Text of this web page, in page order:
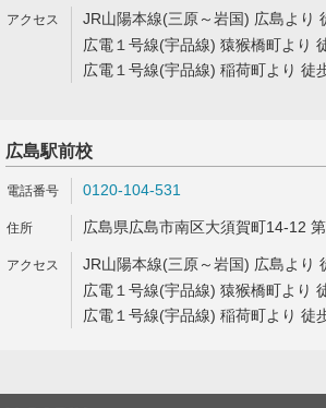
JR山陽本線(三原～岩国) 広島より
広電１号線(宇品線) 猿猴橋町より
広電１号線(宇品線) 稲荷町より 徒
広島駅前校
0120-104-531
広島県広島市南区大須賀町14-12
JR山陽本線(三原～岩国) 広島より
広電１号線(宇品線) 猿猴橋町より
広電１号線(宇品線) 稲荷町より 徒